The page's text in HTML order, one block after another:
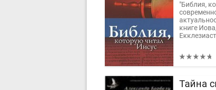
"Библия,
книге
Тайна